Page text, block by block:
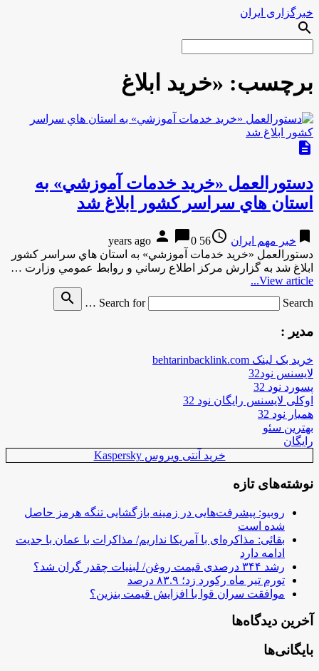
خبرگزاری ایران
search
برچسب: «خريد ابلاغ
description
دستورالعمل «خريد خدمات آموزشي» به
استان هاي سراسر كشور ابلاغ شد
bookmark خبر مهم ایران access_time
56 years ago
person chat_bubble0
دستورالعمل «خريد خدمات آموزشي» به استان هاي سراسر كشور
ابلاغ شد به گزارش مركز اطلاع رساني و روابط عمومي وزارت …
View article...
Search for
Search …
search
مدیر :
خرید بک لینک behtarinbacklink.com
لایسنس نود32
پسورد نود 32
اوکلی لایسنس رایگان نود 32
همیار نود 32
بهترین سئو
رایگان
خرید آنتی ویروس Kaspersky
نوشته‌های تازه
روبیو: پیشرفت‌هایی در زمینه بازگشایی تنگه هرمز حاصل
شده است
بقائی: مذاکره‌ای با آمریکا نداریم/ مذاکرات با عمان با جدیت
ادامه دارد
رشد ۳۴۴ درصدی قیمت روغن/ لبنیات چقدر گران شد؟
تورم تیر ماه رکورد زد؛ ۸۳.۹ درصد
موافقت سران قوا با افزایش قیمت بنزین؟
آخرین دیدگاه‌ها
بایگانی‌ها